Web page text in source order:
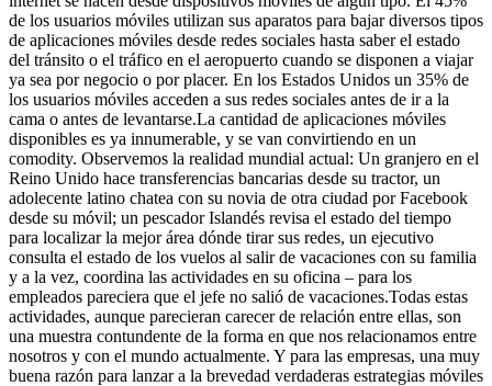
de los usuarios móviles utilizan sus aparatos para bajar diversos tipos
de aplicaciones móviles desde redes sociales hasta saber el estado
del tránsito o el tráfico en el aeropuerto cuando se disponen a viajar
ya sea por negocio o por placer. En los Estados Unidos un 35% de
los usuarios móviles acceden a sus redes sociales antes de ir a la
cama o antes de levantarse.La cantidad de aplicaciones móviles
disponibles es ya innumerable, y se van convirtiendo en un
comodity. Observemos la realidad mundial actual: Un granjero en el
Reino Unido hace transferencias bancarias desde su tractor, un
adolecente latino chatea con su novia de otra ciudad por Facebook
desde su móvil; un pescador Islandés revisa el estado del tiempo
para localizar la mejor área dónde tirar sus redes, un ejecutivo
consulta el estado de los vuelos al salir de vacaciones con su familia
y a la vez, coordina las actividades en su oficina – para los
empleados pareciera que el jefe no salió de vacaciones.Todas estas
actividades, aunque parecieran carecer de relación entre ellas, son
una muestra contundente de la forma en que nos relacionamos entre
nosotros y con el mundo actualmente. Y para las empresas, una muy
buena razón para lanzar a la brevedad verdaderas estrategias móviles